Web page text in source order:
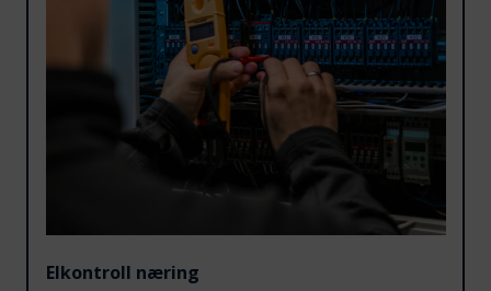
Elkontroll næring